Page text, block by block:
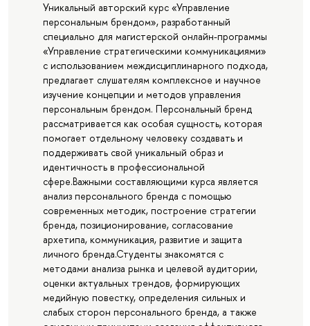
Уникальный авторский курс «Управление
персональным брендом», разработанный
специально для магистерской онлайн-программы
«Управление стратегическими коммуникациями»
с использованием междисциплинарного подхода,
предлагает слушателям комплексное и научное
изучение концепции и методов управления
персональным брендом. Персональный бренд
рассматривается как особая сущность, которая
помогает отдельному человеку создавать и
поддерживать свой уникальный образ и
идентичность в профессиональной
сфере.Важными составляющими курса является
анализ персонального бренда с помощью
современных методик, построение стратегии
бренда, позиционирование, согласование
архетипа, коммуникация, развитие и защита
личного бренда.Студенты знакомятся с
методами анализа рынка и целевой аудитории,
оценки актуальных трендов, формирующих
медийную повестку, определения сильных и
слабых сторон персонального бренда, а также